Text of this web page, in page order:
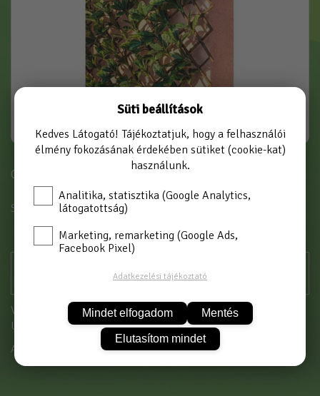
Cikkszám: JLY-01
SZÍN ZÖLD
Vásárláshoz kérjük jelentkezzen be!
Új partnerkéntitt tud regisztrálni
A termék átmenetileg nem rendelhető!
Süti beállítások
Kedves Látogató! Tájékoztatjuk, hogy a felhasználói
élmény fokozásának érdekében sütiket (cookie-kat)
használunk.
Analitika, statisztika (Google Analytics,
látogatottság)
Marketing, remarketing (Google Ads,
Facebook Pixel)
Adatkezelési tájékoztató
Mindet elfogadom Mentés
Elutasítom mindet